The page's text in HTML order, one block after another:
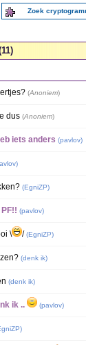
Zoek
(Anoniem)
dus (Anoniem)
iets anders (pavlov)
)
(EgniZP)
(pavlov)
\ / (EgniZP)
(denk ik)
(denk ik)
ik .. (pavlov)
)